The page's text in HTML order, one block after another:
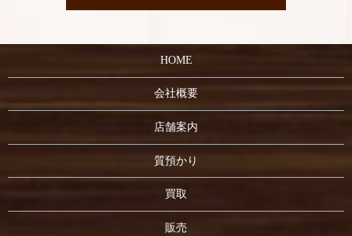
HOME
会社概要
店舗案内
質預かり
買取
販売